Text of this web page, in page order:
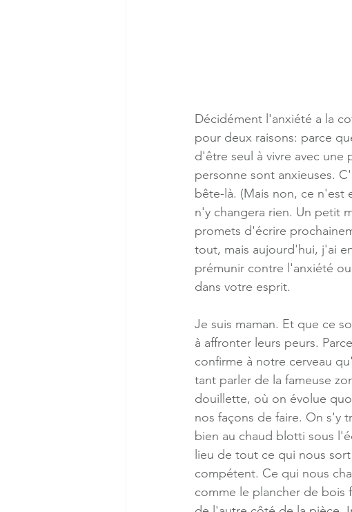
Décidément l'anxiété a la
pour deux raisons: parce
d'être seul à vivre avec
personne sont anxieuses.
bête-là. (Mais non, ce n'est
n'y changera rien. Un petit
promets d'écrire
tout, mais aujourd'hui, j'ai
prémunir contre l'anxiété
dans votre esprit.
Je suis maman. Et que ce
à affronter leurs peurs.
confirme à notre cerveau
tant parler de la fameuse
douillette, où on évolue
nos façons de faire. On s'y
bien au chaud blotti sous
lieu de tout ce qui nous
compétent. Ce qui nous
comme le plancher de bois